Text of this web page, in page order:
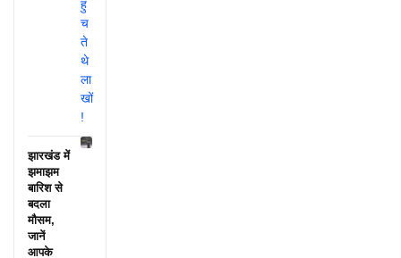
झारखंड में
झमाझम
बारिश से
बदला
मौसम,
जानें
आपके